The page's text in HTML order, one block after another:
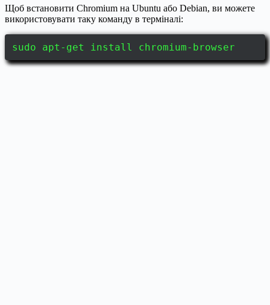
Щоб встановити Chromium на Ubuntu або Debian, ви можете
використовувати таку команду в терміналі:
sudo apt-get install chromium-browser